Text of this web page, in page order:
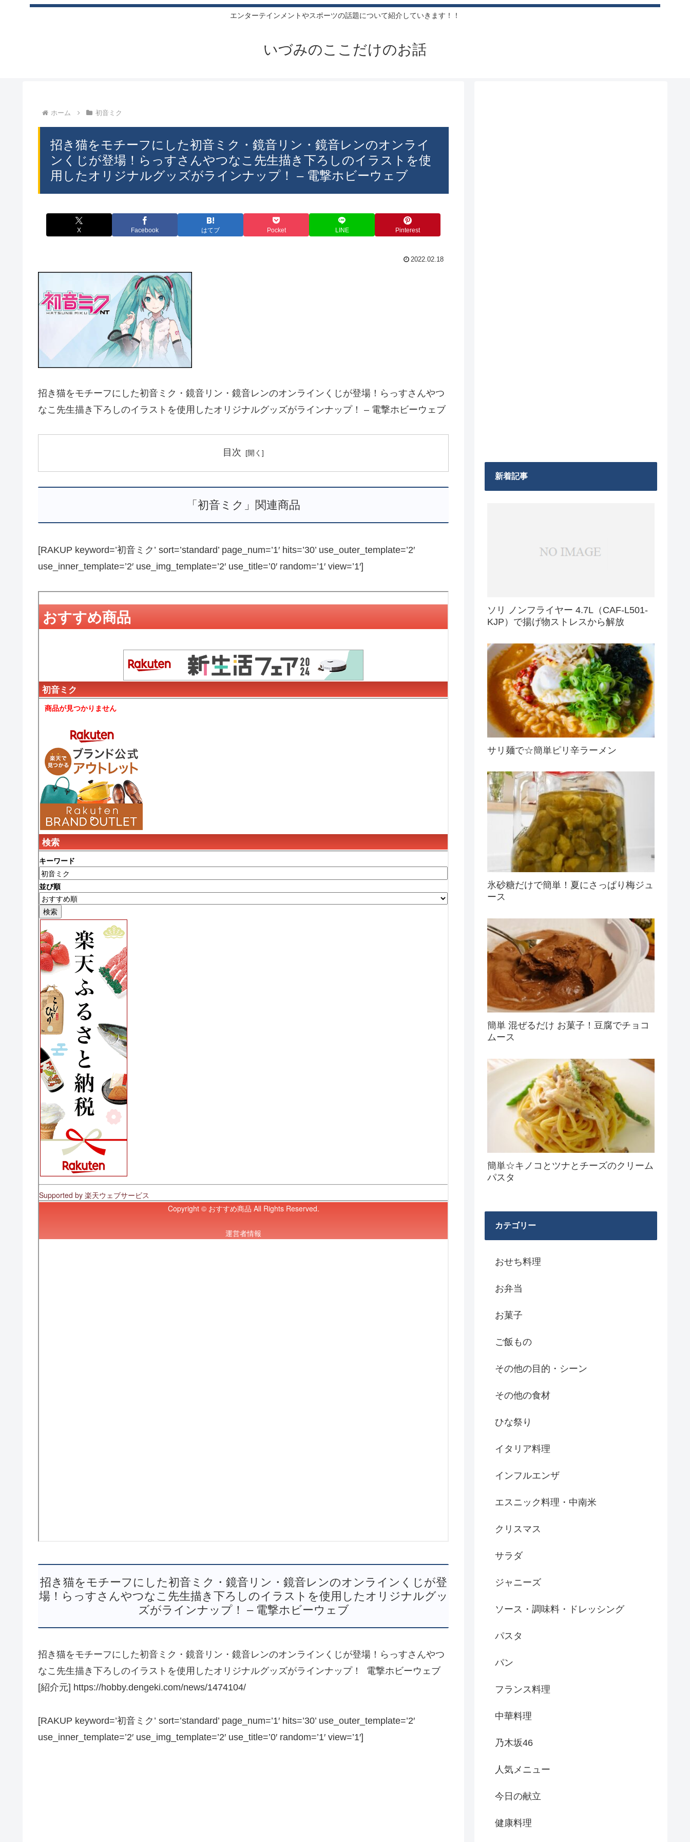
エンターテインメントやスポーツの話題について紹介していきます！！
いづみのここだけのお話
ホーム 初音ミク
招き猫をモチーフにした初音ミク・鏡音リン・鏡音レンのオンライ
ンくじが登場！らっすさんやつなこ先生描き下ろしのイラストを使
用したオリジナルグッズがラインナップ！ – 電撃ホビーウェブ
X Facebook はてブ Pocket LINE Pinterest
2022.02.18
招き猫をモチーフにした初音ミク・鏡音リン・鏡音レンのオンラインくじが登場！らっすさんやつ
なこ先生描き下ろしのイラストを使用したオリジナルグッズがラインナップ！ – 電撃ホビーウェブ
目次
「初音ミク」関連商品
[RAKUP keyword=’初音ミク’ sort=’standard’ page_num=’1′ hits=’30’ use_outer_template=’2′
use_inner_template=’2′ use_img_template=’2′ use_title=’0′ random=’1′ view=’1′]
招き猫をモチーフにした初音ミク・鏡音リン・鏡音レンのオンラインくじが登
場！らっすさんやつなこ先生描き下ろしのイラストを使用したオリジナルグッ
ズがラインナップ！ – 電撃ホビーウェブ
招き猫をモチーフにした初音ミク・鏡音リン・鏡音レンのオンラインくじが登場！らっすさんやつ
なこ先生描き下ろしのイラストを使用したオリジナルグッズがラインナップ！ 電撃ホビーウェブ
[紹介元] https://hobby.dengeki.com/news/1474104/
[RAKUP keyword=’初音ミク’ sort=’standard’ page_num=’1′ hits=’30’ use_outer_template=’2′
use_inner_template=’2′ use_img_template=’2′ use_title=’0′ random=’1′ view=’1′]
新着記事
ソリ ノンフライヤー 4.7L（CAF-L501-
KJP）で揚げ物ストレスから解放
サリ麺で☆簡単ピリ辛ラーメン
氷砂糖だけで簡単！夏にさっぱり梅ジュ
ース
簡単 混ぜるだけ お菓子！豆腐でチョコ
ムース
簡単☆キノコとツナとチーズのクリーム
パスタ
カテゴリー
おせち料理
お弁当
お菓子
ご飯もの
その他の目的・シーン
その他の食材
ひな祭り
イタリア料理
インフルエンザ
エスニック料理・中南米
クリスマス
サラダ
ジャニーズ
ソース・調味料・ドレッシング
パスタ
パン
フランス料理
中華料理
乃木坂46
人気メニュー
今日の献立
健康料理